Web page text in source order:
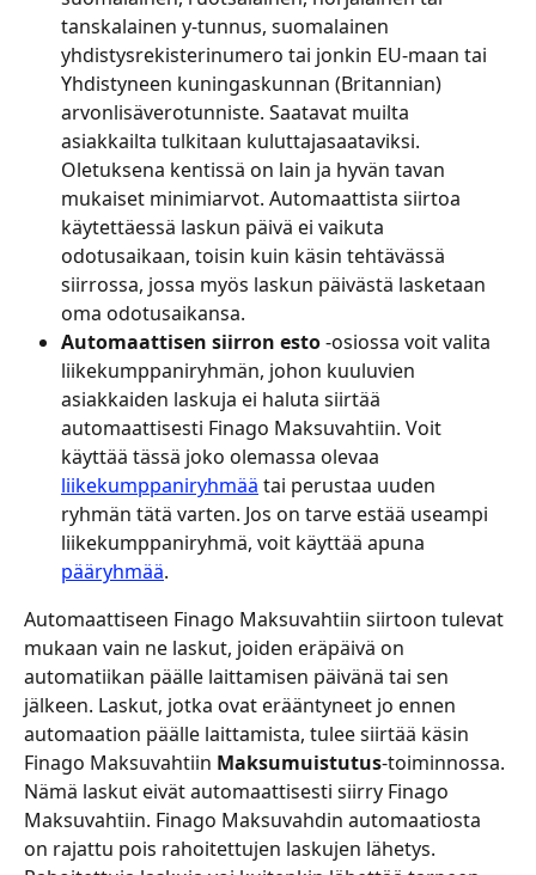
tanskalainen y-tunnus, suomalainen
yhdistysrekisterinumero tai jonkin EU-maan tai
Yhdistyneen kuningaskunnan (Britannian)
arvonlisäverotunniste. Saatavat muilta
asiakkailta tulkitaan kuluttajasaataviksi.
Oletuksena kentissä on lain ja hyvän tavan
mukaiset minimiarvot. Automaattista siirtoa
käytettäessä laskun päivä ei vaikuta
odotusaikaan, toisin kuin käsin tehtävässä
siirrossa, jossa myös laskun päivästä lasketaan
oma odotusaikansa.
Automaattisen siirron esto -osiossa voit valita
liikekumppaniryhmän, johon kuuluvien
asiakkaiden laskuja ei haluta siirtää
automaattisesti Finago Maksuvahtiin. Voit
käyttää tässä joko olemassa olevaa
liikekumppaniryhmää tai perustaa uuden
ryhmän tätä varten. Jos on tarve estää useampi
liikekumppaniryhmä, voit käyttää apuna
pääryhmää.
Automaattiseen Finago Maksuvahtiin siirtoon tulevat
mukaan vain ne laskut, joiden eräpäivä on
automatiikan päälle laittamisen päivänä tai sen
jälkeen. Laskut, jotka ovat erääntyneet jo ennen
automaation päälle laittamista, tulee siirtää käsin
Finago Maksuvahtiin Maksumuistutus-toiminnossa.
Nämä laskut eivät automaattisesti siirry Finago
Maksuvahtiin. Finago Maksuvahdin automaatiosta
on rajattu pois rahoitettujen laskujen lähetys.